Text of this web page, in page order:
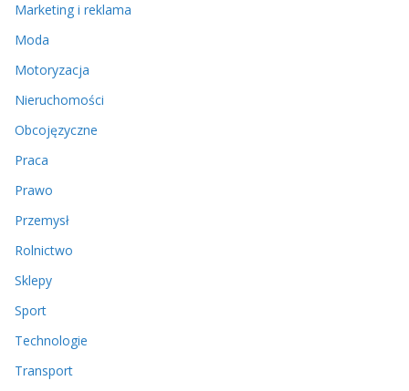
Marketing i reklama
Moda
Motoryzacja
Nieruchomości
Obcojęzyczne
Praca
Prawo
Przemysł
Rolnictwo
Sklepy
Sport
Technologie
Transport